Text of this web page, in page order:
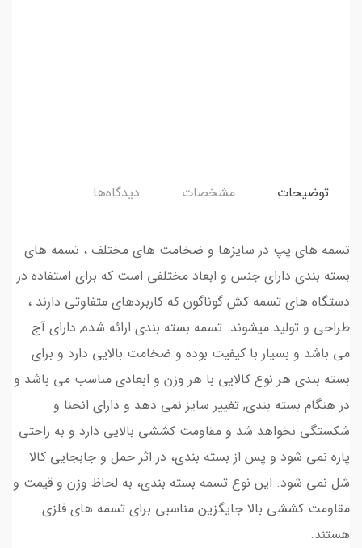
توضیحات مشخصات دیدگاه‌ها
تسمه های پپ در سایزها و ضخامت های مختلف ، تسمه های
بسته بندی دارای جنس و ابعاد مختلفی است که برای استفاده در
دستگاه های تسمه کش گوناگون که کاربردهای متفاوتی دارند ،
طراحی و تولید میشوند. تسمه بسته بندی ارائه شده, دارای آج
می باشد و بسیار با کیفیت بوده و ضخامت بالایی دارد و برای
بسته بندی هر نوع کالایی با هر وزن و ابعادی مناسب می باشد و
در هنگام بسته بندی, تغییر سایز نمی دهد و دارای انحنا و
شکستگی نخواهد شد و مقاومت کششی بالایی دارد و به راحتی
پاره نمی شود و پس از بسته بندی، در اثر حمل و جابجایی کالا
شل نمی شود. این نوع تسمه بسته بندی، به لحاظ وزن و قیمت و
مقاومت کششی بالا جایگزین مناسبی برای تسمه های فلزی
هستند.